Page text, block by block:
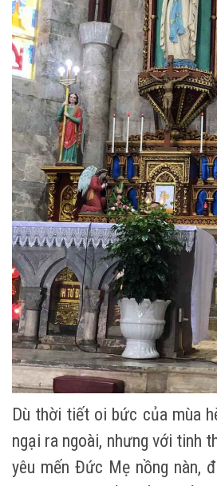
Dù thời tiết oi bức của mùa
ngại ra ngoài, nhưng với tinh
yêu mến Đức Mẹ nồng nàn,